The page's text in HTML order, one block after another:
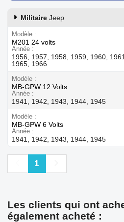
Militaire Jeep
Modèle
M201 24 volts
Année
1956, 1957, 1958, 1959, 1960,
1965, 1966
Modèle
MB-GPW 12 Volts
Année
1941, 1942, 1943, 1944, 1945
Modèle
MB-GPW 6 Volts
Année
1941, 1942, 1943, 1944, 1945
Précédent
1
Les clients qui ont
également acheté :